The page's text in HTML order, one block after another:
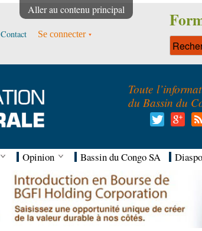
Aller au contenu principal
Contact Se connecter
Toute
du Bassin du
Opinion Bassin du Congo SA